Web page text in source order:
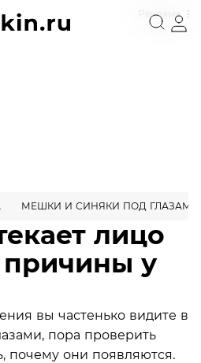
Реклама
МЕШКИ И СИНЯКИ ПОД ГЛАЗАМИ
лицо
причины у
вы частенько видите в
пора проверить
почему они появляются.